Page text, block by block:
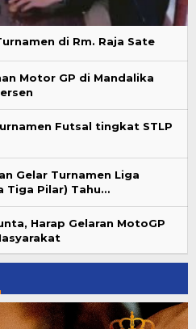
di Rm. Raja Sate
Motor GP di Mandalika
Futsal tingkat STLP
Gelar Turnamen Liga
Tiga Pilar) Tahu…
Harap Gelaran MotoGP